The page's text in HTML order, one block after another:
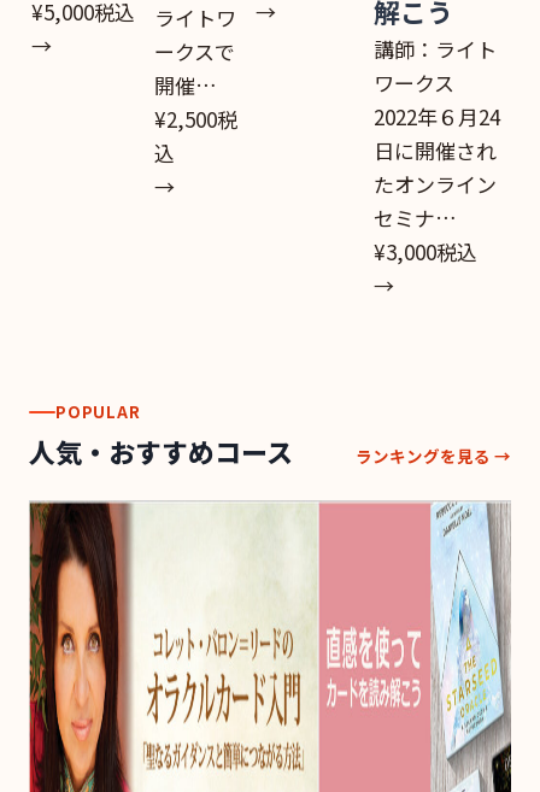
¥5,000税込
→
ライトワ
ークスで
開催…
¥2,500税
込
→
→ 解こう
講師：ライト
ワークス
2022年６月24
日に開催され
たオンライン
セミナ…
¥3,000税込
→
POPULAR
人気・おすすめコース ランキングを見る →